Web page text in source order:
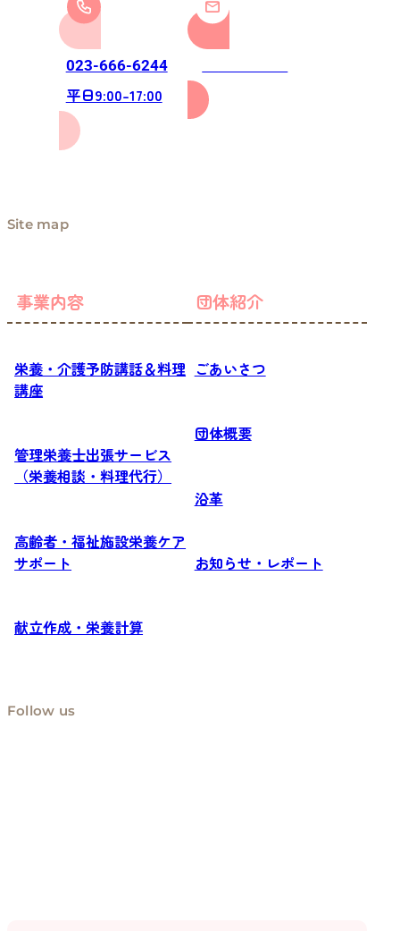
023-666-6244
平日9:00-17:00
Site map
事業内容
栄養・介護予防講話＆料理
講座
管理栄養士出張サービス
（栄養相談・料理代行）
高齢者・福祉施設栄養ケア
サポート
献立作成・栄養計算
団体紹介
ごあいさつ
団体概要
沿革
お知らせ・レポート
Follow us